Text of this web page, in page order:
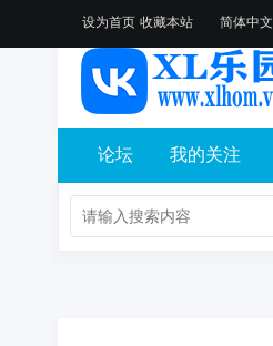
设为首页 收藏本站 简体中文
论坛 我的关注